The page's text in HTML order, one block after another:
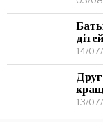
14/
13/